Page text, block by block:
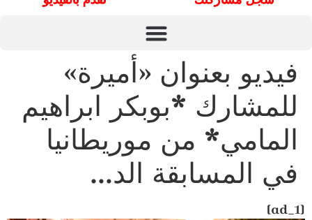
فيديو بعنوان «أميرة»
للمشارك *بوبكر ابراهيم
المامي* من موريطانيا
في المسابقة الد…
[ad_1]